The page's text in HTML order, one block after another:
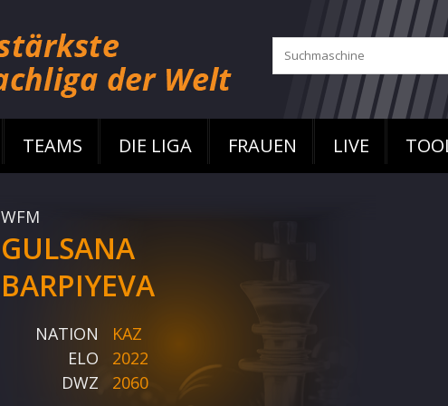
TEAMS DIE LIGA FRAUEN LIVE
WFM
GULSANA
BARPIYEVA
NATION
KAZ
ELO
2022
DWZ
2060